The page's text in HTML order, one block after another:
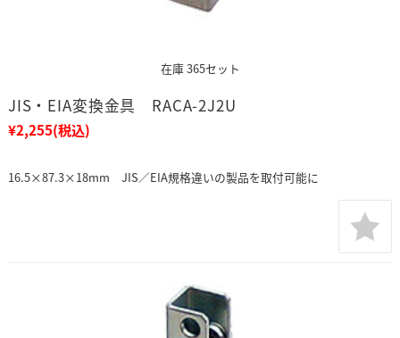
在庫 365セット
JIS・EIA変換金具 RACA-2J2U
¥2,255(税込)
16.5×87.3×18mm JIS／EIA規格違いの製品を取付可能に